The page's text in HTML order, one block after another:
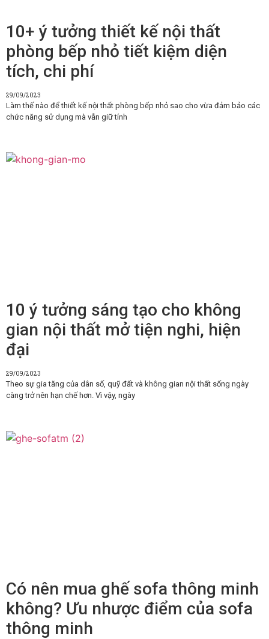
10+ ý tưởng thiết kế nội thất
phòng bếp nhỏ tiết kiệm diện
tích, chi phí
29/09/2023
Làm thế nào để thiết kế nội thất phòng bếp nhỏ sao cho vừa đảm bảo các
chức năng sử dụng mà vẫn giữ tính
10 ý tưởng sáng tạo cho không
gian nội thất mở tiện nghi, hiện
đại
29/09/2023
Theo sự gia tăng của dân số, quỹ đất và không gian nội thất sống ngày
càng trở nên hạn chế hơn. Vì vậy, ngày
Có nên mua ghế sofa thông minh
không? Ưu nhược điểm của sofa
thông minh